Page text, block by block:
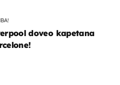
doveo kapetana